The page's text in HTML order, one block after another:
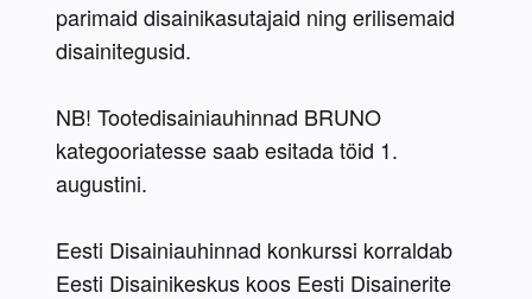
parimaid disainikasutajaid ning erilisemaid
disainitegusid.
NB! Tootedisainiauhinnad BRUNO
kategooriatesse saab esitada töid 1.
augustini.
Eesti Disainiauhinnad konkurssi korraldab
Eesti Disainikeskus koos Eesti Disainerite